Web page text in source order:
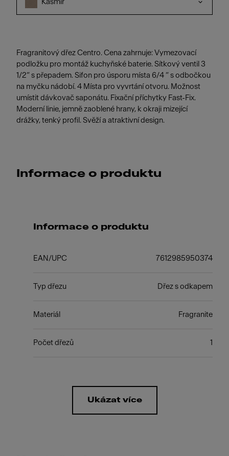
Kašmír
Fragranitový dřez Centro. Cena zahrnuje: Vymezovací
podložku pro montáž kuchyňské baterie. Sítkový ventil 3
1/2“ s přepadem. Sifon pro úsporu místa 6/4 “ s odbočkou
na myčku nádobí. 4 Místa pro vyvrtání otvoru. Možnost
umístit dávkovač saponátu. Fixační příchytky Fast-Fix.
Moderní linie, jemně zaoblené hrany, k okraji mizející
drážky, tenký profil. Svěží a atraktivní design.
Informace o produktu
Informace o produktu
EAN/UPC 7612985950374
Typ dřezu Dřez s odkapem
Materiál Fragranite
Počet dřezů 1
Ukázat více